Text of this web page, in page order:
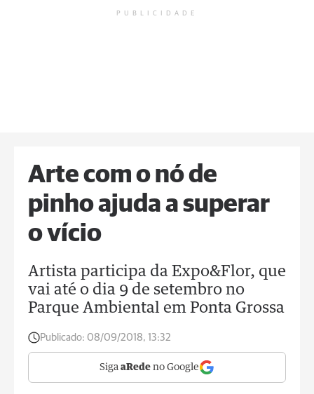
PUBLICIDADE
Arte com o nó de
pinho ajuda a superar
o vício
Artista participa da Expo&Flor, que
vai até o dia 9 de setembro no
Parque Ambiental em Ponta Grossa
Publicado: 08/09/2018, 13:32
Siga aRede no Google